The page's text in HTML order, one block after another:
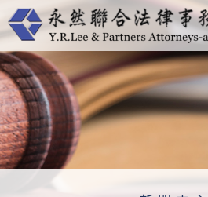
跳
至
主
要
內
容